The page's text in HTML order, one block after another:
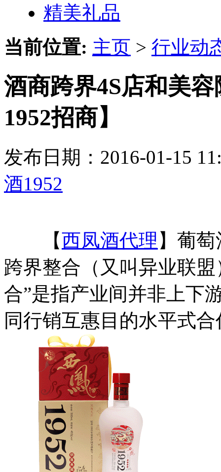
精美礼品
当前位置: 主页 > 行业动
酒商跨界4S店和美
1952招商】
发布日期：2016-01-15
酒1952
【西凤酒代理 】葡
跨界整合（又叫异业联
合”是指产业间并非上下
同行销互惠目的水平式